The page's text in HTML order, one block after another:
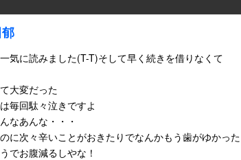
気に読みました(T-T)そして早く続きを借りなくて
大変だった
毎回駄々泣きですよ
なあんな・・・
に次々辛いことがおきたりでなんかもう歯がゆかった
でお腹減るしやな！